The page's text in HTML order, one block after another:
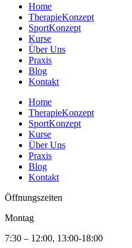
Home
TherapieKonzept
SportKonzept
Kurse
Über Uns
Praxis
Blog
Kontakt
Home
TherapieKonzept
SportKonzept
Kurse
Über Uns
Praxis
Blog
Kontakt
Öffnungszeiten
Montag
7:30 – 12:00, 13:00-18:00